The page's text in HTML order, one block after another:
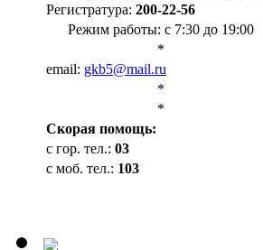
Регистратура: 200-22-56
Режим работы: с 7:30 до 19:00
*
email: gkb5@mail.ru
*
*
Cкорая помощь:
с гор. тел.: 03
с моб. тел.: 103